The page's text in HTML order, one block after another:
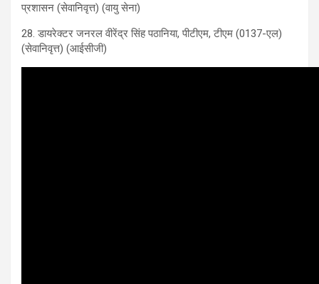
प्रशासन (सेवानिवृत्त) (वायु सेना)
28. डायरेक्टर जनरल वीरेंद्र सिंह पठानिया, पीटीएम, टीएम (0137-एल)
(सेवानिवृत्त) (आईसीजी)